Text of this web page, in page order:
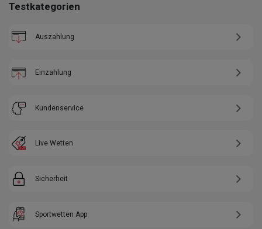
Testkategorien
Auszahlung
Einzahlung
Kundenservice
Live Wetten
Sicherheit
Sportwetten App